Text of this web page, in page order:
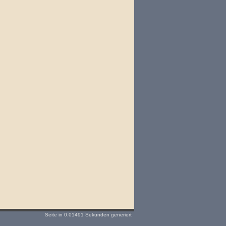
Seite in 0.01491 Sekunden generiert